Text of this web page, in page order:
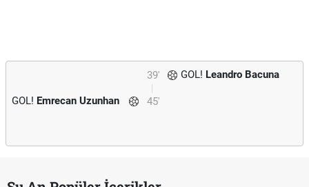
39' GOL! Leandro Bacuna
45'
GOL! Emrecan Uzunhan